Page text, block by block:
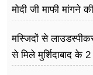
मोदी जी माफी मांगने
मस्जिदों से
से मिले मुर्शिदाबाद के